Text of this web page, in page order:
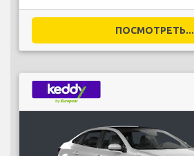
ПОСМОТРЕТЬ...